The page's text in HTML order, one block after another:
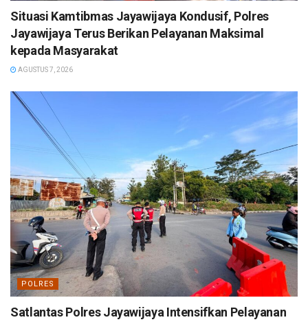
Situasi Kamtibmas Jayawijaya Kondusif, Polres
Jayawijaya Terus Berikan Pelayanan Maksimal
kepada Masyarakat
AGUSTUS 7, 2026
POLRES
Satlantas Polres Jayawijaya Intensifkan Pelayanan